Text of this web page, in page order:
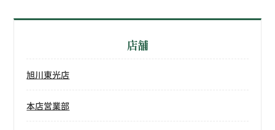
店舗
旭川東光店
本店営業部